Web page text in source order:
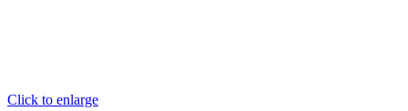
Click to enlarge